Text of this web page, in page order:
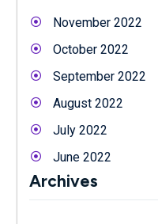
November 2022
October 2022
September 2022
August 2022
July 2022
June 2022
Archives